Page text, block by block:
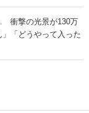
衝撃の光景が130万
「どうやって入った